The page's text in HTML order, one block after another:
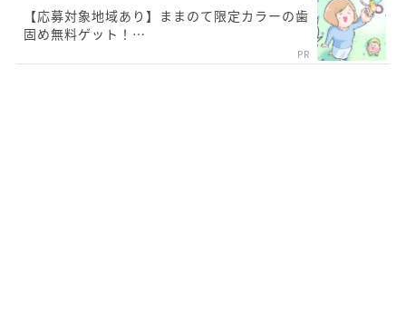
【応募対象地域あり】ままのて限定カラーの歯
固め無料ゲット！…
PR